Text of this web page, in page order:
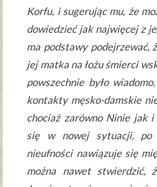
Korfu, i sugerując mu, że
dowiedzieć jak najwięcej z
ma podstawy podejrzewać,
jej matka na łożu śmierci
powszechnie było
kontakty męsko-damskie
chociaż zarówno Ninie jak
się w nowej sytuacji, po
nieufności nawiązuje się
można nawet stwierdzić,